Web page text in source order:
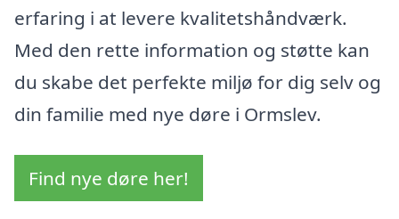
erfaring i at levere kvalitetshåndværk.
Med den rette information og støtte kan
du skabe det perfekte miljø for dig selv og
din familie med nye døre i Ormslev.
Find nye døre her!